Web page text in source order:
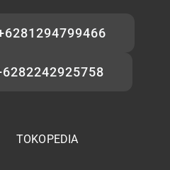
TOKOPEDIA